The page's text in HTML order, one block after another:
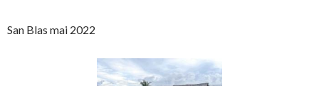
San Blas mai 2022